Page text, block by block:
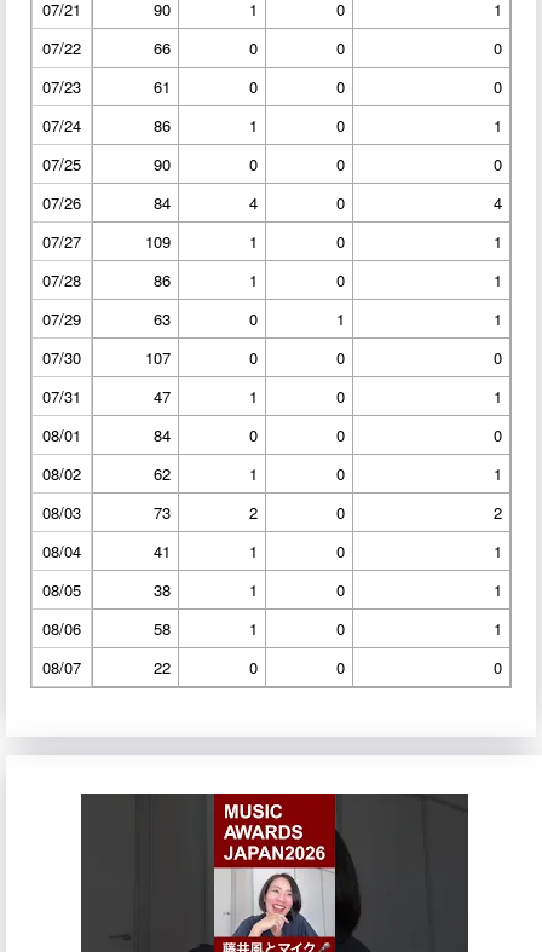
07/21
90 1 0
1
07/22
66 0 0
0
07/23
61 0 0
0
07/24
86 1 0
1
07/25
90 0 0
0
07/26
84 4 0
4
07/27
109 1 0
1
07/28
86 1 0
1
07/29
63 0 1
1
07/30
107 0 0
0
07/31
47 1 0
1
08/01
84 0 0
0
08/02
62 1 0
1
08/03
73 2 0
2
08/04
41 1 0
1
08/05
38 1 0
1
08/06
58 1 0
1
08/07
22 0 0 0